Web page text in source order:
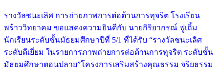
รางวัลชนะเลิศ การถ่ายภาพการต่อต้านการทุจริต โรงเรียน
พร้าววิทยาคม ขอแสดงความยินดีกับ นายกิริยากรณ์ ฟูเถิ้ม
นักเรียนระดับชั้นมัธยมศึกษาปีที่ 5/1 ที่ได้รับ “รางวัลชนะเลิศ
ระดับดีเยี่ยม ในรายการภาพถ่ายการต่อต้านการทุจริต ระดับชั้น
มัธยมศึกษาตอนปลาย”โครงการเสริมสร้างคุณธรรม จริยธรรม